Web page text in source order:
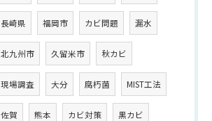
長崎県 福岡市 カビ問題 漏水
北九州市 久留米市 秋カビ
現場調査 大分 腐朽菌 MIST工法
佐賀 熊本 カビ対策 黒カビ